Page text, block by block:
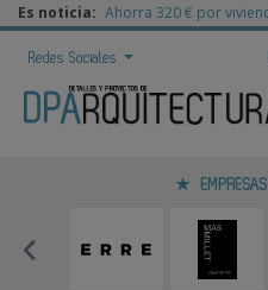
Es noticia: Ahorra 320 € por
Redes Sociales